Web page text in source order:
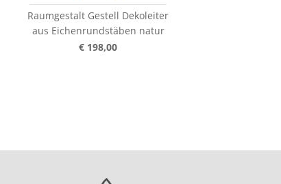
Raumgestalt Gestell Dekoleiter
aus Eichenrundstäben natur
€ 198,00